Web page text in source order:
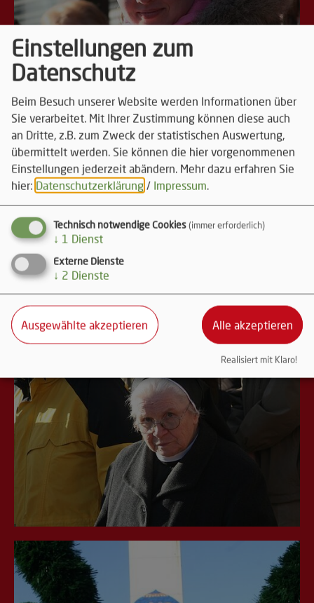
Einstellungen zum
Datenschutz
Beim Besuch unserer Website werden Informationen über
Sie verarbeitet. Mit Ihrer Zustimmung können diese auch
an Dritte, z.B. zum Zweck der statistischen Auswertung,
übermittelt werden. Sie können die hier vorgenommenen
Einstellungen jederzeit abändern. Mehr dazu erfahren Sie
hier: Datenschutzerklärung / Impressum.
Technisch notwendige Cookies(immer erforderlich)
↓ 1 Dienst
Externe Dienste
↓ 2 Dienste
Ausgewählte akzeptieren Alle akzeptieren
Realisiert mit Klaro!